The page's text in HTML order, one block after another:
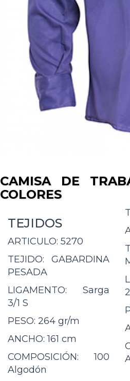
CAMISA DE
COLORES
TEJIDOS
ARTICULO: 5270
TEJIDO: GABARDINA
PESADA
LIGAMENTO: Sarga
3/1 S
PESO: 264 gr/m
ANCHO: 161 cm
COMPOSICIÓN: 100
Algodón